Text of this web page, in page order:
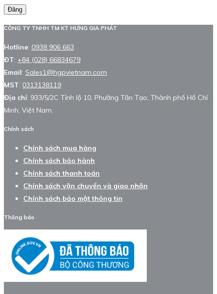
Đăng
CÔNG TY TNHH TM KT HƯNG GIA PHÁT
Hotline: 0938 906 663
ĐT: +84 (028) 66834679
Email: Sales1@hgpvietnam.com
MST: 0313138119
Địa chỉ: 933/5/2C Tỉnh lộ 10, Phường Tân Tạo, Thành phố Hồ Chí
Minh, Việt Nam.
Chính sách
Chính sách mua hàng
Chính sách bảo hành
Chính sách thanh toán
Chính sách vận chuyển và giao nhận
Chính sách bảo mật thông tin
Thông báo